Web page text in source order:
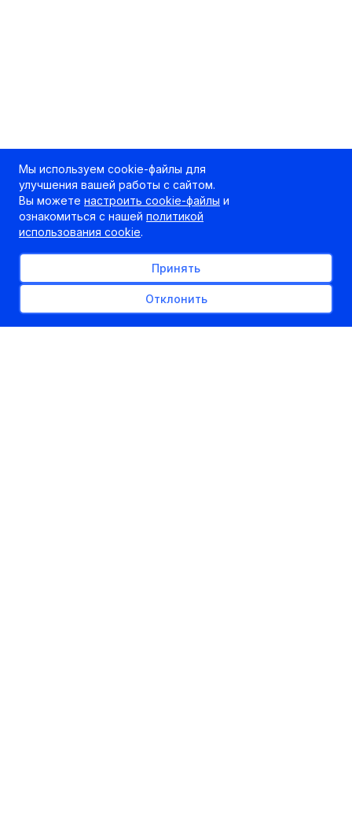
Мы используем cookie-файлы для
улучшения вашей работы с сайтом.
Вы можете настроить cookie-файлы и
ознакомиться с нашей политикой
использования cookie.
Принять
Отклонить